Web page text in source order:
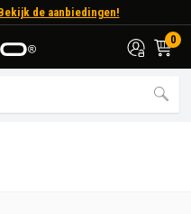
de aanbiedingen!
0